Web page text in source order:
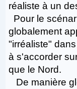
réaliste à un
Pour le
globalement
"irréaliste"
à s'accorder
que le Nord.
De manière